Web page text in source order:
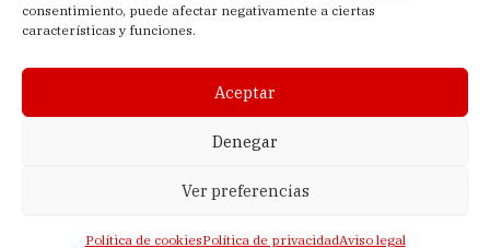
consentimiento, puede afectar negativamente a ciertas
características y funciones.
Aceptar
Denegar
Ver preferencias
Política de cookiesPolítica de privacidadAviso legal
Acerca de
Política de privacidad
Política de cookies (UE)
España) |Lagomedia Digital